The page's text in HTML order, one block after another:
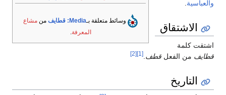
وسائط متعلقة بـMedia: قطايف من مشاع
المعرفة.
والعباسية
الاشتقاق
اشتقت كلمة
قطايف من الفعل قطف.
[1]
[2]
التاريخ